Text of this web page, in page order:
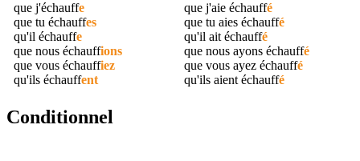
que j'échauffe
que tu échauffes
qu'il échauffe
que nous échauffions
que vous échauffiez
qu'ils échauffent
que j'aie échauffé
que tu aies échauffé
qu'il aitéchauffé
que nous ayons échauffé
que vous ayez échauffé
qu'ils aientéchauffé
Conditionnel